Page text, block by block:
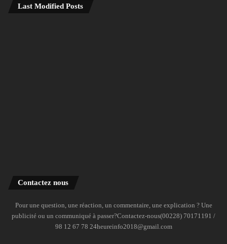
Last Modified Posts
Contactez nous
Pour une question, une réaction, un commentaire, une explication ? Une
publicité ou un communiqué à passer?Contactez-nous(00228) 70171191 /
98 12 67 78 24heureinfo2018@gmail.com